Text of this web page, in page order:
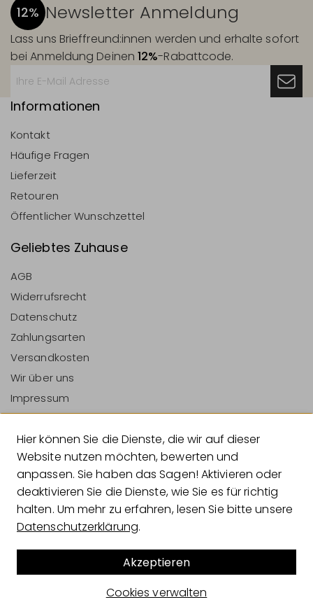
12% Newsletter Anmeldung
Lass uns Brieffreund:innen werden und erhalte sofort
bei Anmeldung Deinen12%-Rabattcode.
Informationen
Kontakt
Häufige Fragen
Lieferzeit
Retouren
Öffentlicher Wunschzettel
Geliebtes Zuhause
AGB
Widerrufsrecht
Datenschutz
Zahlungsarten
Versandkosten
Wir über uns
Impressum
Vertrag Widerrufen
Zahlungsarten
Versandarten
Hier können Sie die Dienste, die wir auf dieser
Website nutzen möchten, bewerten und
anpassen. Sie haben das Sagen! Aktivieren oder
deaktivieren Sie die Dienste, wie Sie es für richtig
halten. Um mehr zu erfahren, lesen Sie bitte unsere
Datenschutzerklärung.
Cookies verwalten
Akzeptieren